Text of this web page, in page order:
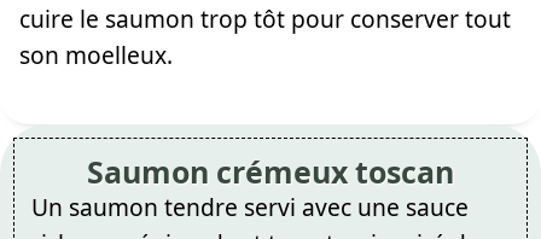
cuire le saumon trop tôt pour conserver tout
son moelleux.
Saumon crémeux toscan
Un saumon tendre servi avec une sauce